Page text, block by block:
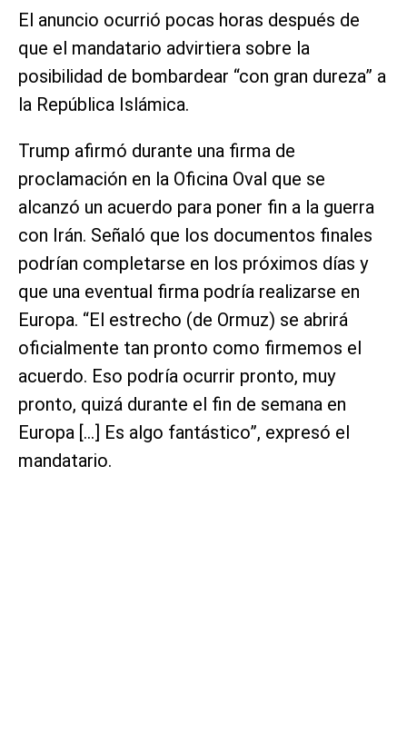
El anuncio ocurrió pocas horas después de
que el mandatario advirtiera sobre la
posibilidad de bombardear “con gran dureza” a
la República Islámica.
Trump afirmó durante una firma de
proclamación en la Oficina Oval que se
alcanzó un acuerdo para poner fin a la guerra
con Irán. Señaló que los documentos finales
podrían completarse en los próximos días y
que una eventual firma podría realizarse en
Europa. “El estrecho (de Ormuz) se abrirá
oficialmente tan pronto como firmemos el
acuerdo. Eso podría ocurrir pronto, muy
pronto, quizá durante el fin de semana en
Europa […] Es algo fantástico”, expresó el
mandatario.